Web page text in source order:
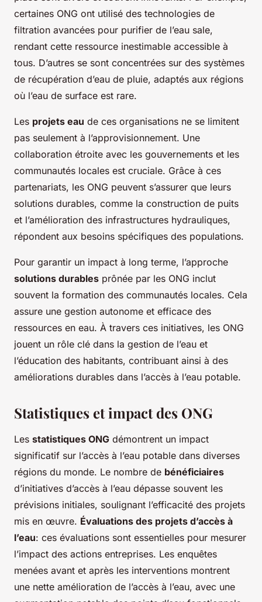
certaines ONG ont utilisé des technologies de
filtration avancées pour purifier de l’eau sale,
rendant cette ressource inestimable accessible à
tous. D’autres se sont concentrées sur des systèmes
de récupération d’eau de pluie, adaptés aux régions
où l’eau de surface est rare.
Les projets eau de ces organisations ne se limitent
pas seulement à l’approvisionnement. Une
collaboration étroite avec les gouvernements et les
communautés locales est cruciale. Grâce à ces
partenariats, les ONG peuvent s’assurer que leurs
solutions durables, comme la construction de puits
et l’amélioration des infrastructures hydrauliques,
répondent aux besoins spécifiques des populations.
Pour garantir un impact à long terme, l’approche
solutions durables prônée par les ONG inclut
souvent la formation des communautés locales. Cela
assure une gestion autonome et efficace des
ressources en eau. À travers ces initiatives, les ONG
jouent un rôle clé dans la gestion de l’eau et
l’éducation des habitants, contribuant ainsi à des
améliorations durables dans l’accès à l’eau potable.
Statistiques et impact des ONG
Les statistiques ONG démontrent un impact
significatif sur l’accès à l’eau potable dans diverses
régions du monde. Le nombre de bénéficiaires
d’initiatives d’accès à l’eau dépasse souvent les
prévisions initiales, soulignant l’efficacité des projets
mis en œuvre. Évaluations des projets d’accès à
l’eau: ces évaluations sont essentielles pour mesurer
l’impact des actions entreprises. Les enquêtes
menées avant et après les interventions montrent
une nette amélioration de l’accès à l’eau, avec une